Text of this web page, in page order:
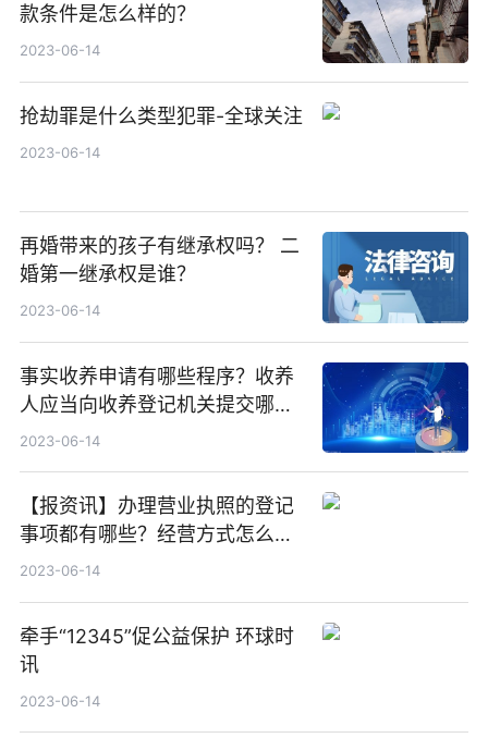
款条件是怎么样的？
2023-06-14
抢劫罪是什么类型犯罪-全球关注
2023-06-14
再婚带来的孩子有继承权吗？ 二
婚第一继承权是谁？
2023-06-14
事实收养申请有哪些程序？收养
人应当向收养登记机关提交哪些
证明材料？ 速递
2023-06-14
【报资讯】办理营业执照的登记
事项都有哪些？经营方式怎么确
定？
2023-06-14
牵手“12345”促公益保护 环球时
讯
2023-06-14